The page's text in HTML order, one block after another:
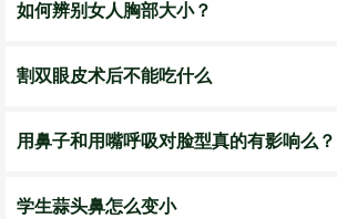
如何辨别女人胸部大小？
割双眼皮术后不能吃什么
用鼻子和用嘴呼吸对脸型真的有影响么？
学生蒜头鼻怎么变小